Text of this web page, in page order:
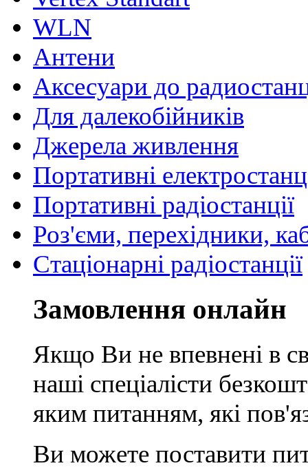
WLN
Антени
Аксесуари до
Для далекобійників
Джерела живлення
Портативні
Портативні радіостанції
Роз'єми, перехідники,
Стаціонарні радіостанції
Замовлення онлайн
Якщо Ви не впевнені в
наші спеціалісти
яким питанням, які
Ви можете поставити